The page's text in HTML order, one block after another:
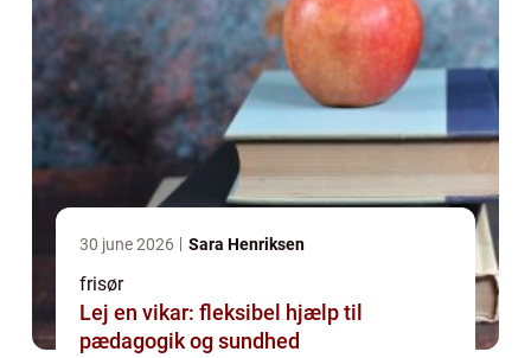
30 june 2026 Sara Henriksen
frisør
Lej en vikar: fleksibel hjælp til
pædagogik og sundhed